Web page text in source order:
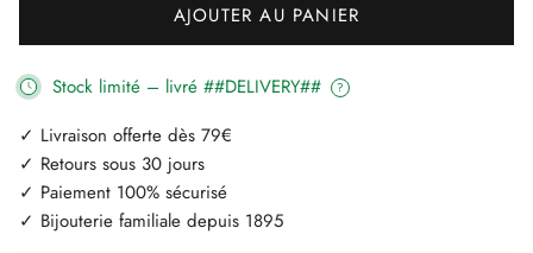
AJOUTER AU PANIER
Stock limité – livré ##DELIVERY## ?
✓ Livraison offerte dès 79€
✓ Retours sous 30 jours
✓ Paiement 100% sécurisé
✓ Bijouterie familiale depuis 1895